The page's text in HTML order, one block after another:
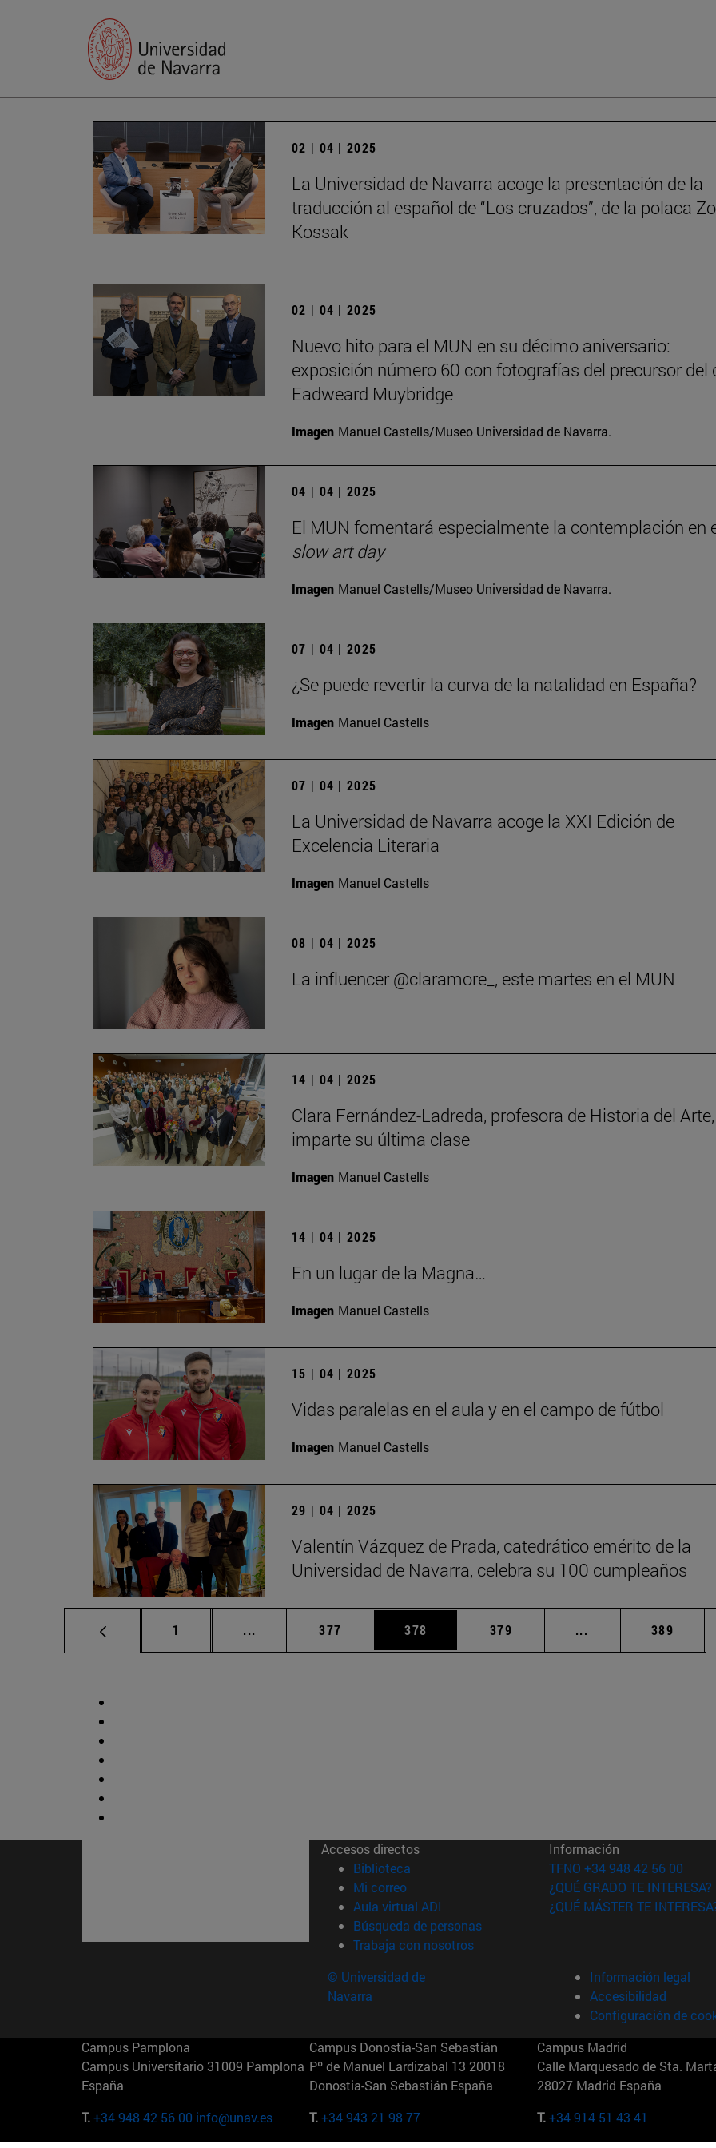
02 | 04 | 2025
La Universidad de Navarra acoge la presentación de la
traducción al español de “Los cruzados”, de la polaca
Kossak
02 | 04 | 2025
Nuevo hito para el MUN en su décimo aniversario:
exposición número 60 con fotografías del precursor del
Eadweard Muybridge
Imagen Manuel Castells/Museo Universidad de Navarra.
04 | 04 | 2025
El MUN fomentará especialmente la contemplación en
slow art day
Imagen Manuel Castells/Museo Universidad de Navarra.
07 | 04 | 2025
¿Se puede revertir la curva de la natalidad en España?
Imagen Manuel Castells
07 | 04 | 2025
La Universidad de Navarra acoge la XXI Edición de
Excelencia Literaria
Imagen Manuel Castells
08 | 04 | 2025
La influencer @claramore_, este martes en el MUN
14 | 04 | 2025
Clara Fernández-Ladreda, profesora de Historia del Arte,
imparte su última clase
Imagen Manuel Castells
14 | 04 | 2025
En un lugar de la Magna…
Imagen Manuel Castells
15 | 04 | 2025
Vidas paralelas en el aula y en el campo de fútbol
Imagen Manuel Castells
29 | 04 | 2025
Valentín Vázquez de Prada, catedrático emérito de la
Universidad de Navarra, celebra su 100 cumpleaños
Página
1 ... Páginas intermedias Use TAB para desplazarse.
Página
377 Página
378 Página
379 ... Páginas intermedias
Página
389
Accesos directos
Biblioteca (abre en nueva ventana)
Mi correo(abre en nueva ventana)
Aula virtual ADI (abre en nueva ventana)
Búsqueda de personas(abre en nueva ventana)
Trabaja con nosotros(abre en nueva ventana)
Información
TFNO +34 948 42 56 00
¿QUÉ GRADO TE INTERESA?
¿QUÉ MÁSTER TE
© Universidad de
Navarra
Información legal
Accesibilidad
Configuración de
Campus Pamplona
Campus Universitario 31009 Pamplona
España
T.+34 948 42 56 00 info@unav.es
Campus Donostia-San Sebastián
Pº de Manuel Lardizabal 13 20018
Donostia-San Sebastián España
T.+34 943 21 98 77
Campus Madrid
Calle Marquesado de Sta.
28027 Madrid España
T.+34 914 51 43 41